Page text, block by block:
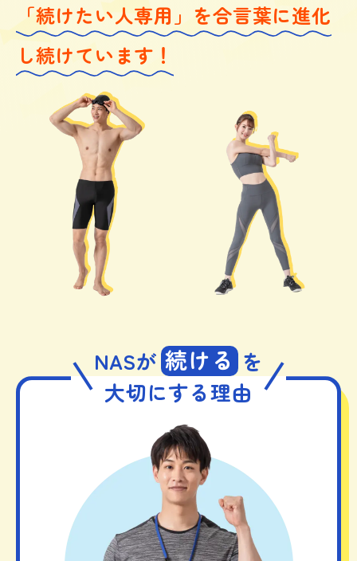
「続けたい人専用」を合言葉に進化
し続けています！
NASが 続ける を
大切にする理由